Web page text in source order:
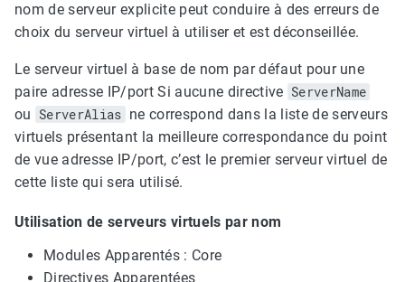
nom de serveur explicite peut conduire à des erreurs de
choix du serveur virtuel à utiliser et est déconseillée.
Le serveur virtuel à base de nom par défaut pour une
paire adresse IP/port Si aucune directive ServerName
ou ServerAlias ne correspond dans la liste de serveurs
virtuels présentant la meilleure correspondance du point
de vue adresse IP/port, c’est le premier serveur virtuel de
cette liste qui sera utilisé.
Utilisation de serveurs virtuels par nom
Modules Apparentés : Core
Directives Apparentées